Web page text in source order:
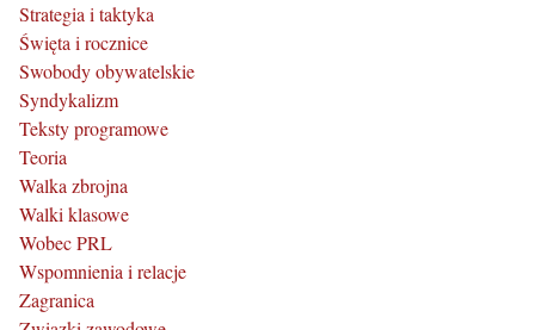
Strategia i taktyka
Święta i rocznice
Swobody obywatelskie
Syndykalizm
Teksty programowe
Teoria
Walka zbrojna
Walki klasowe
Wobec PRL
Wspomnienia i relacje
Zagranica